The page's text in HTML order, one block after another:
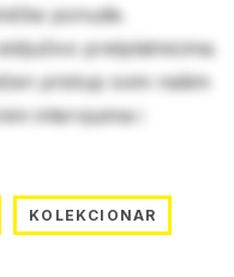
ponude.
pretplatnicima.
pristup svim našim
intervjuima i
KOLEKCIONAR